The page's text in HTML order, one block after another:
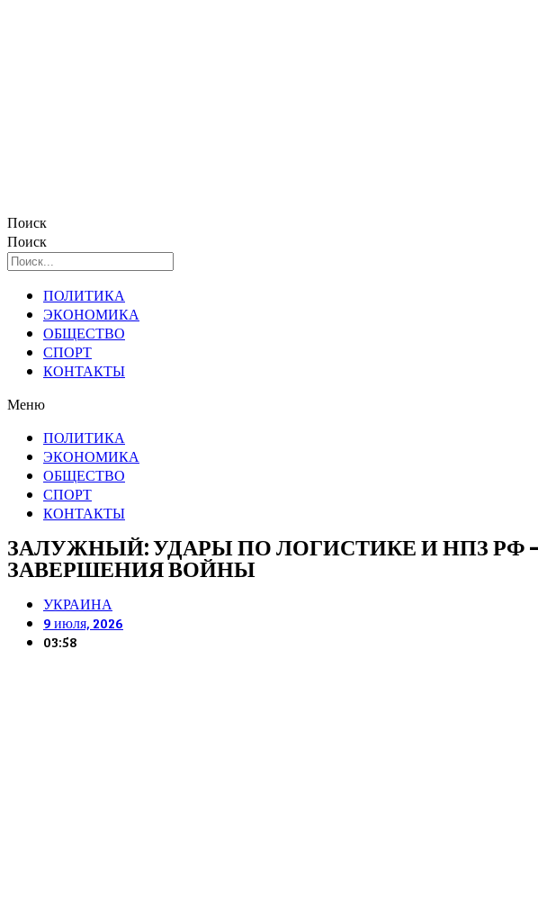
Поиск
Поиск
ПОЛИТИКА
ЭКОНОМИКА
ОБЩЕСТВО
СПОРТ
КОНТАКТЫ
Меню
ПОЛИТИКА
ЭКОНОМИКА
ОБЩЕСТВО
СПОРТ
КОНТАКТЫ
ЗАЛУЖНЫЙ: УДАРЫ ПО ЛОГИСТИКЕ И НПЗ
ЗАВЕРШЕНИЯ ВОЙНЫ
УКРАИНА
9 июля, 2026
03:58